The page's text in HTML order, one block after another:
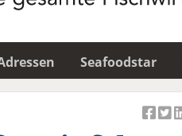
Seafoodstar